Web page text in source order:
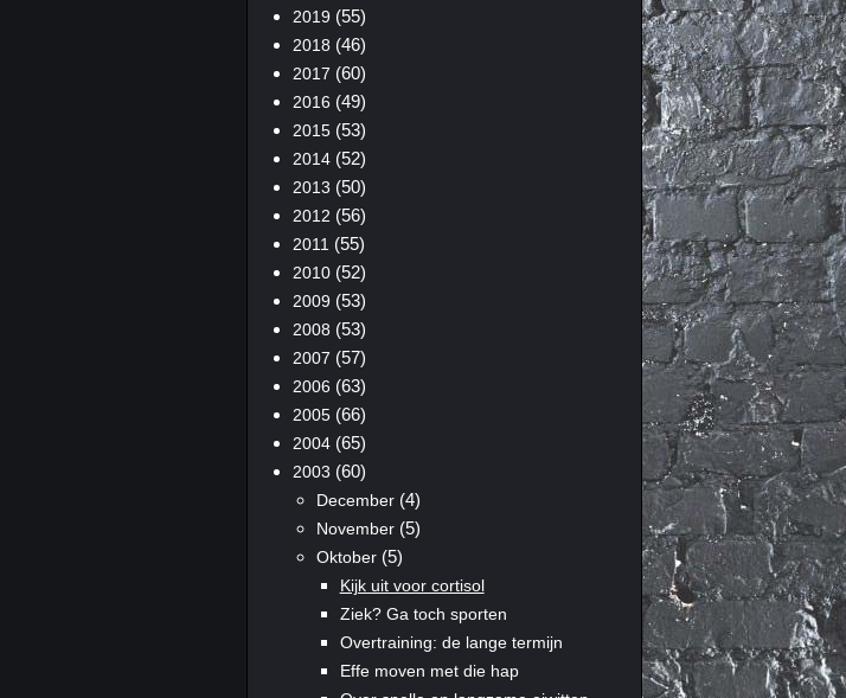
2019 (55)
2018 (46)
2017 (60)
2016 (49)
2015(53)
2014(52)
2013 (50)
2012 (56)
2011 (55)
2010(52)
2009 (53)
2008 (53)
2007 (57)
2006 (63)
2005(66)
2004(65)
2003 (60)
December(4)
November(5)
Oktober(5)
Kijk uit voor cortisol
Ziek? Ga toch sporten
Overtraining: de lange termijn
Effe moven met die hap